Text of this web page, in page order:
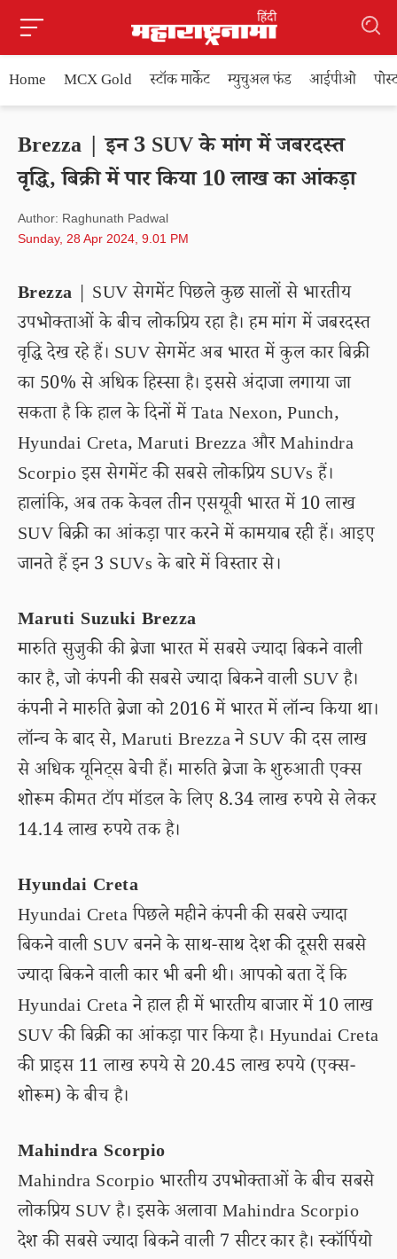
Home MCX Gold स्टॉक मार्केट म्युचुअल फंड आईपीओ
Brezza | इन 3 SUV के मांग में जबरदस्त
वृद्धि, बिक्री में पार किया 10 लाख का आंकड़ा
Author: Raghunath Padwal
Sunday, 28 Apr 2024, 9.01 PM
Brezza | SUV सेगमेंट पिछले कुछ सालों से भारतीय
उपभोक्ताओं के बीच लोकप्रिय रहा है। हम मांग में जबरदस्त
वृद्धि देख रहे हैं। SUV सेगमेंट अब भारत में कुल कार बिक्री
का 50% से अधिक हिस्सा है। इससे अंदाजा लगाया जा
सकता है कि हाल के दिनों में Tata Nexon, Punch,
Hyundai Creta, Maruti Brezza और Mahindra
Scorpio इस सेगमेंट की सबसे लोकप्रिय SUVs हैं।
हालांकि, अब तक केवल तीन एसयूवी भारत में 10 लाख
SUV बिक्री का आंकड़ा पार करने में कामयाब रही हैं। आइए
जानते हैं इन 3 SUVs के बारे में विस्तार से।
Maruti Suzuki Brezza
मारुति सुजुकी की ब्रेजा भारत में सबसे ज्यादा बिकने वाली
कार है, जो कंपनी की सबसे ज्यादा बिकने वाली SUV है।
कंपनी ने मारुति ब्रेजा को 2016 में भारत में लॉन्च किया था।
लॉन्च के बाद से, Maruti Brezza ने SUV की दस लाख
से अधिक यूनिट्स बेची हैं। मारुति ब्रेजा के शुरुआती एक्स
शोरूम कीमत टॉप मॉडल के लिए 8.34 लाख रुपये से लेकर
14.14 लाख रुपये तक है।
Hyundai Creta
Hyundai Creta पिछले महीने कंपनी की सबसे ज्यादा
बिकने वाली SUV बनने के साथ-साथ देश की दूसरी सबसे
ज्यादा बिकने वाली कार भी बनी थी। आपको बता दें कि
Hyundai Creta ने हाल ही में भारतीय बाजार में 10 लाख
SUV की बिक्री का आंकड़ा पार किया है। Hyundai Creta
की प्राइस 11 लाख रुपये से 20.45 लाख रुपये (एक्स-
शोरूम) के बीच है।
Mahindra Scorpio
Mahindra Scorpio भारतीय उपभोक्ताओं के बीच सबसे
लोकप्रिय SUV है। इसके अलावा Mahindra Scorpio
देश की सबसे ज्यादा बिकने वाली 7 सीटर कार है। स्कॉर्पियो